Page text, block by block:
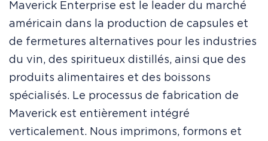
Maverick Enterprise est le leader du marché
américain dans la production de capsules et
de fermetures alternatives pour les industries
du vin, des spiritueux distillés, ainsi que des
produits alimentaires et des boissons
spécialisés. Le processus de fabrication de
Maverick est entièrement intégré
verticalement. Nous imprimons, formons et